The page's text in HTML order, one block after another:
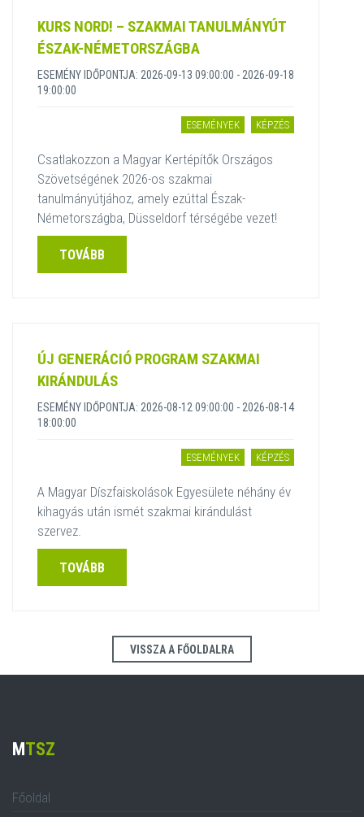
KURS NORD! – SZAKMAI TANULMÁNYÚT
ÉSZAK-NÉMETORSZÁGBA
ESEMÉNY IDŐPONTJA: 2026-09-13 09:00:00 - 2026-09-18
19:00:00
ESEMÉNYEK KÉPZÉS
Csatlakozzon a Magyar Kertépítők Országos
Szövetségének 2026-os szakmai
tanulmányútjához, amely ezúttal Észak-
Németországba, Düsseldorf térségébe vezet!
TOVÁBB
ÚJ GENERÁCIÓ PROGRAM SZAKMAI
KIRÁNDULÁS
ESEMÉNY IDŐPONTJA: 2026-08-12 09:00:00 - 2026-08-14
18:00:00
ESEMÉNYEK KÉPZÉS
A Magyar Díszfaiskolások Egyesülete néhány év
kihagyás után ismét szakmai kirándulást
szervez.
TOVÁBB
VISSZA A FŐOLDALRA
MTSZ
Főoldal